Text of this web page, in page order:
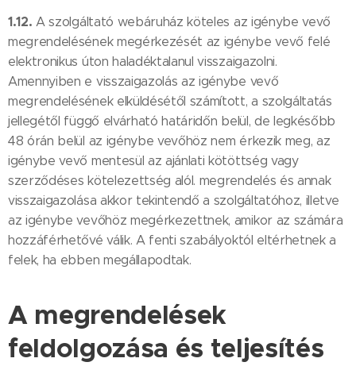
1.12. A szolgáltató webáruház köteles az igénybe vevő
megrendelésének megérkezését az igénybe vevő felé
elektronikus úton haladéktalanul visszaigazolni.
Amennyiben e visszaigazolás az igénybe vevő
megrendelésének elküldésétől számított, a szolgáltatás
jellegétől függő elvárható határidőn belül, de legkésőbb
48 órán belül az igénybe vevőhöz nem érkezik meg, az
igénybe vevő mentesül az ajánlati kötöttség vagy
szerződéses kötelezettség alól. megrendelés és annak
visszaigazolása akkor tekintendő a szolgáltatóhoz, illetve
az igénybe vevőhöz megérkezettnek, amikor az számára
hozzáférhetővé válik. A fenti szabályoktól eltérhetnek a
felek, ha ebben megállapodtak.
A megrendelések
feldolgozása és teljesítés